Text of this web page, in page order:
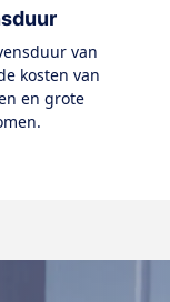
van
kosten van
en grote